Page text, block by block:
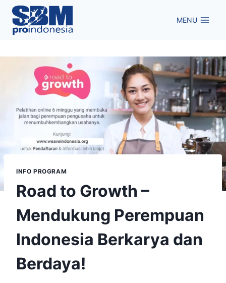
Skip
content
MENU
INFO PROGRAM
Road to Growth –
Mendukung Perempuan
Indonesia Berkarya dan
Berdaya!